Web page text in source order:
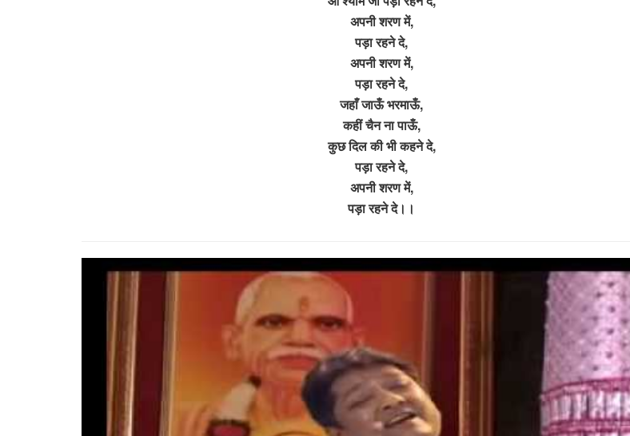
अपनी शरण में,
पड़ा रहने दे,
अपनी शरण में,
पड़ा रहने दे,
जहाँ जाऊँ भरमाऊँ,
कहीं चैन ना पाऊँ,
कुछ दिल की भी कहने दे,
पड़ा रहने दे,
अपनी शरण में,
पड़ा रहने दे।।